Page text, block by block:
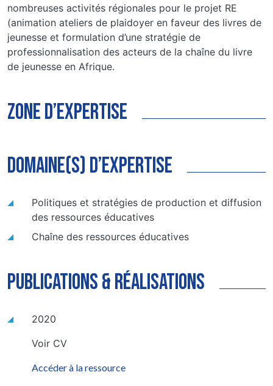
nombreuses activités régionales pour le projet RE
(animation ateliers de plaidoyer en faveur des livres de
jeunesse et formulation d’une stratégie de
professionnalisation des acteurs de la chaîne du livre
de jeunesse en Afrique.
zone d’expertise
domaine(s) d’expertise
Politiques et stratégies de production et diffusion
des ressources éducatives
Chaîne des ressources éducatives
publications & réalisations
2020
Voir CV
Accéder à la ressource